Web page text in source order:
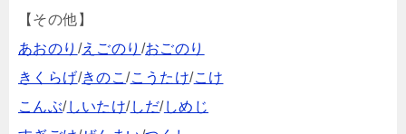
【その他】
あおのり /えごのり /おごのり
きくらげ/きのこ/こうたけ/こけ
こんぶ/しいたけ/しだ/しめじ